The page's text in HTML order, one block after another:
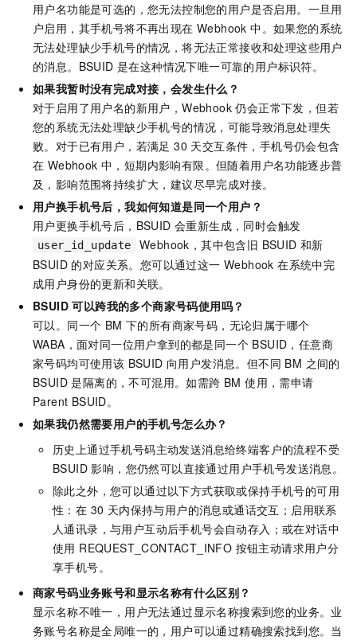
用户名功能是可选的，您无法控制您的用户是否启用。一旦用
户启用，其手机号将不再出现在 Webhook 中。如果您的系统
无法处理缺少手机号的情况，将无法正常接收和处理这些用户
的消息。BSUID 是在这种情况下唯一可靠的用户标识符。
如果我暂时没有完成对接，会发生什么？
对于启用了用户名的新用户，Webhook 仍会正常下发，但若
您的系统无法处理缺少手机号的情况，可能导致消息处理失
败。对于已有用户，若满足 30 天交互条件，手机号仍会包含
在 Webhook 中，短期内影响有限。但随着用户名功能逐步普
及，影响范围将持续扩大，建议尽早完成对接。
用户换手机号后，我如何知道是同一个用户？
用户更换手机号后，BSUID 会重新生成，同时会触发
user_id_update
Webhook，其中包含旧 BSUID 和新
BSUID 的对应关系。您可以通过这一 Webhook 在系统中完
成用户身份的更新和关联。
BSUID 可以跨我的多个商家号码使用吗？
可以。同一个 BM 下的所有商家号码，无论归属于哪个
WABA，面对同一位用户拿到的都是同一个 BSUID，任意商
家号码均可使用该 BSUID 向用户发消息。但不同 BM 之间的
BSUID 是隔离的，不可混用。如需跨 BM 使用，需申请
Parent BSUID。
如果我仍然需要用户的手机号怎么办？
历史上通过手机号码主动发送消息给终端客户的流程不受
BSUID 影响，您仍然可以直接通过用户手机号发送消息。
除此之外，您可以通过以下方式获取或保持手机号的可用
性：在 30 天内保持与用户的消息或通话交互；启用联系
人通讯录，与用户互动后手机号会自动存入；或在对话中
使用 REQUEST_CONTACT_INFO 按钮主动请求用户分
享手机号。
商家号码业务账号和显示名称有什么区别？
显示名称不唯一，用户无法通过显示名称搜索到您的业务。业
务账号名称是全局唯一的，用户可以通过精确搜索找到您。当